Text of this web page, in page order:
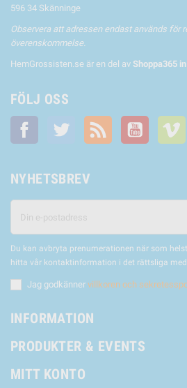
596 34 Skänninge
Observera att adressen endast används för
överenskommelse.
HemGrossisten.se är en del av Shoppa365
FÖLJ OSS
Facebook Twitter RSS YouTube
NYHETSBREV
Du kan avbryta prenumerationen när som
hitta vår kontaktinformation i det rättsliga
Jag godkänner villkoren och
INFORMATION
PRODUKTER & EVENTS
MITT KONTO